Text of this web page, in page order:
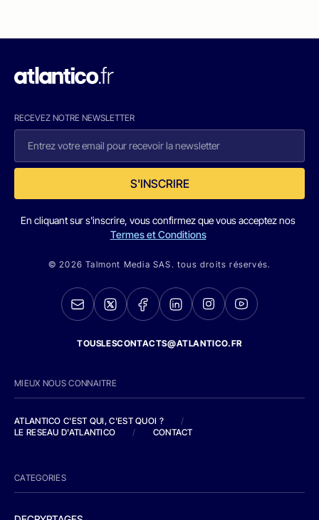
RECEVEZ NOTRE NEWSLETTER
S'INSCRIRE
En cliquant sur s'inscrire, vous confirmez que vous acceptez nos
Termes et Conditions
© 2026 Talmont Media SAS. tous droits réservés.
TOUSLESCONTACTS@ATLANTICO.FR
MIEUX NOUS CONNAITRE
ATLANTICO C'EST QUI, C'EST QUOI ?
/
LE RESEAU D'ATLANTICO
/ CONTACT
CATEGORIES